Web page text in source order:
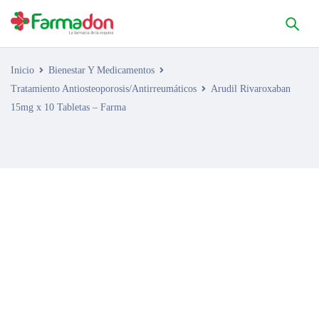
Inicio
Bienestar Y Medicamentos
Tratamiento Antiosteoporosis/Antirreumáticos
Arudil Rivaroxaban
15mg x 10 Tabletas – Farma